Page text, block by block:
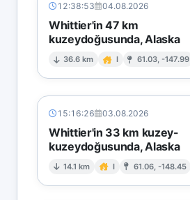
12:38:53 04.08.2026
Whittier'in 47 km
kuzeydoğusunda, Alaska
36.6 km I 61.03, -147.99
15:16:26 03.08.2026
Whittier'in 33 km kuzey-
kuzeydoğusunda, Alaska
14.1 km I 61.06, -148.45